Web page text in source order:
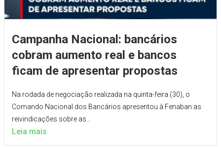
Campanha Nacional: bancários
cobram aumento real e bancos
ficam de apresentar propostas
Na rodada de negociação realizada na quinta-feira (30), o
Comando Nacional dos Bancários apresentou à Fenaban as
reivindicações sobre as...
Leia mais